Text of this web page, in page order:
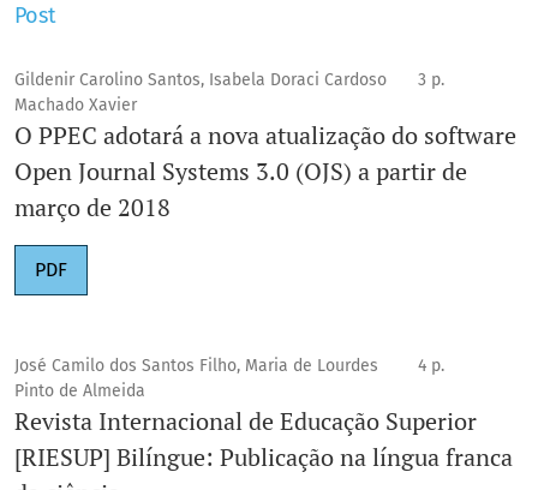
Post
Gildenir Carolino Santos, Isabela Doraci Cardoso
Machado Xavier
3 p.
O PPEC adotará a nova atualização do software
Open Journal Systems 3.0 (OJS) a partir de
março de 2018
PDF
José Camilo dos Santos Filho, Maria de Lourdes
Pinto de Almeida
4 p.
Revista Internacional de Educação Superior
[RIESUP] Bilíngue: Publicação na língua franca